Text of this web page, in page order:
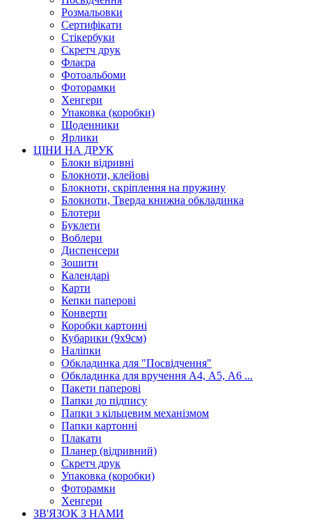
Розмальовки
Сертифікати
Стікербуки
Скретч друк
Флаєра
Фотоальбоми
Фоторамки
Хенгери
Упаковка (коробки)
Щоденники
Ярлики
ЦІНИ НА ДРУК
Блоки відривні
Блокноти, клейові
Блокноти, скріплення на пружину
Блокноти, Тверда книжна обкладинка
Блотери
Буклети
Воблери
Диспенсери
Зошити
Календарі
Карти
Кепки паперові
Конверти
Коробки картонні
Кубарики (9х9см)
Наліпки
Обкладинка для "Посвідчення"
Обкладинка для вручення А4, А5, А6 ...
Пакети паперові
Папки до підпису
Папки з кільцевим механізмом
Папки картонні
Плакати
Планер (відривний)
Скретч друк
Упаковка (коробки)
Фоторамки
Хенгери
ЗВ'ЯЗОК З НАМИ